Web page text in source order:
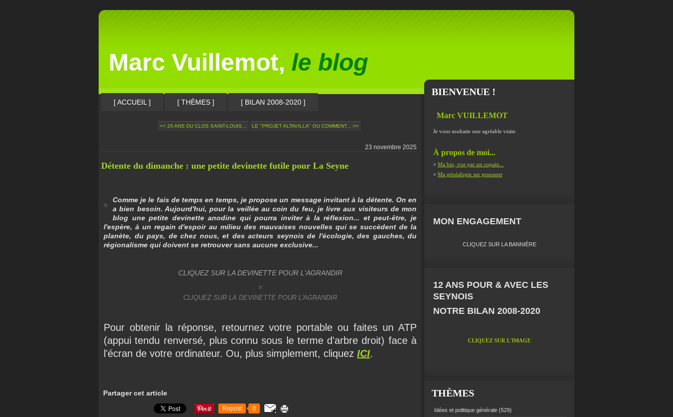
Marc Vuillemot, le blog
[ ACCUEIL ] [ THÈMES ] [ BILAN 2008-2020 ]
<< 20 ANS DU CLOS SAINT-LOUIS... LE "PROJET ALTAVILLA" OU COMMENT... >>
23 novembre 2025
Détente du dimanche : une petite devinette futile pour La Seyne
Comme je le fais de temps en temps, je propose un message invitant à la détente. On en
a bien besoin. Aujourd'hui, pour la veillée au coin du feu, je livre aux visiteurs de mon
blog une petite devinette anodine qui pourra inviter à la réflexion... et peut-être, je
l'espère, à un regain d'espoir au milieu des mauvaises nouvelles qui se succèdent de la
planète, du pays, de chez nous, et des acteurs seynois de l'écologie, des gauches, du
régionalisme qui doivent se retrouver sans aucune exclusive...
CLIQUEZ SUR LA DEVINETTE POUR L'AGRANDIR
CLIQUEZ SUR LA DEVINETTE POUR L'AGRANDIR
Pour obtenir la réponse, retournez votre portable ou faites un ATP
(appui tendu renversé, plus connu sous le terme d'arbre droit) face à
l'écran de votre ordinateur. Ou, plus simplement, cliquez ICI.
Partager cet article
Repost 0
BIENVENUE !
Marc VUILLEMOT
Je vous souhaite une agréable visite.
À propos de moi...
> Ma bio, vue par un copain...
> Ma généalogie sur geneanet
MON ENGAGEMENT
CLIQUEZ SUR LA BANNIÈRE
12 ANS POUR & AVEC LES
SEYNOIS
NOTRE BILAN 2008-2020
CLIQUEZ SUR L'IMAGE
THÈMES
Idées et politique générale (529)